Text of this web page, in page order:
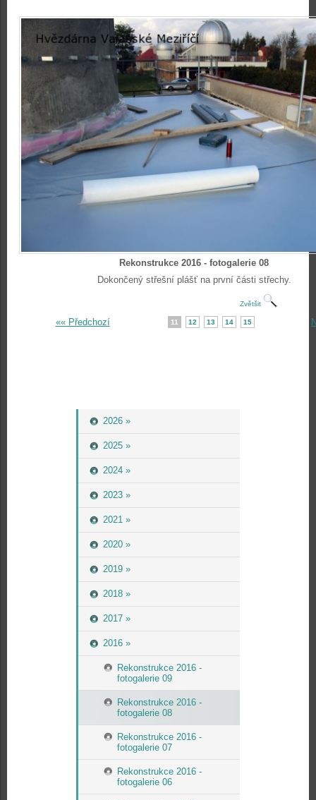
2026 »
2025 »
2024 »
2023 »
2021 »
2020 »
2019 »
2018 »
2017 »
2016 »
Rekonstrukce 2016 -
fotogalerie 09
Rekonstrukce 2016 -
fotogalerie 08
Rekonstrukce 2016 -
fotogalerie 07
Rekonstrukce 2016 -
fotogalerie 06
Rekonstrukce 2016 - fotogalerie 08
Dokončený střešní plášť na první části střechy.
Zvětšit
«« Předchozí 11 12 13 14 15